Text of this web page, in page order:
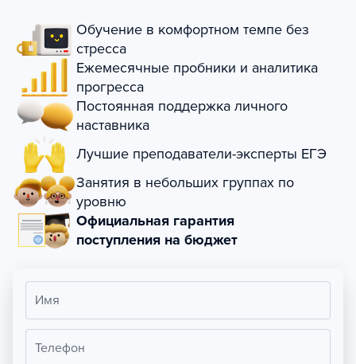
Обучение в комфортном темпе без
стресса
Ежемесячные пробники и аналитика
прогресса
Постоянная поддержка личного
наставника
Лучшие преподаватели-эксперты ЕГЭ
Занятия в небольших группах по
уровню
Официальная гарантия
поступления на бюджет
Имя
Телефон